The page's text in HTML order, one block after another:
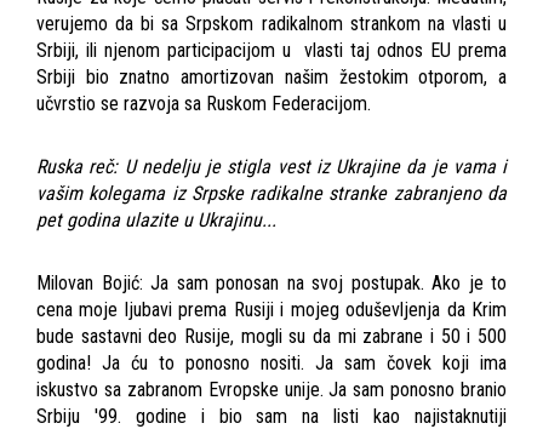
verujemo da bi sa Srpskom radikalnom strankom na vlasti u
Srbiji, ili njenom participacijom u vlasti taj odnos EU prema
Srbiji bio znatno amortizovan našim žestokim otporom, a
učvrstio se razvoja sa Ruskom Federacijom.
Ruska reč: U nedelju je stigla vest iz Ukrajine da je vama i
vašim kolegama iz Srpske radikalne stranke zabranjeno da
pet godina ulazite u Ukrajinu...
Milovan Bojić: Ja sam ponosan na svoj postupak. Ako je to
cena moje ljubavi prema Rusiji i mojeg oduševljenja da Krim
bude sastavni deo Rusije, mogli su da mi zabrane i 50 i 500
godina! Ja ću to ponosno nositi. Ja sam čovek koji ima
iskustvo sa zabranom Evropske unije. Ja sam ponosno branio
Srbiju '99. godine i bio sam na listi kao najistaknutiji